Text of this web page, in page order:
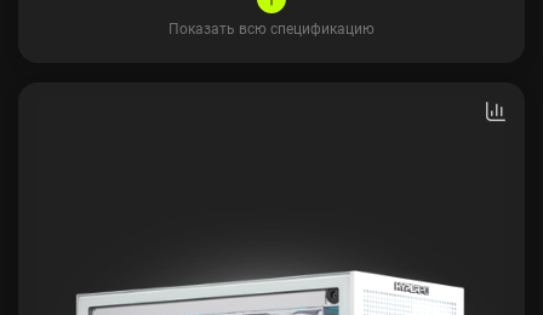
Показать всю спецификацию